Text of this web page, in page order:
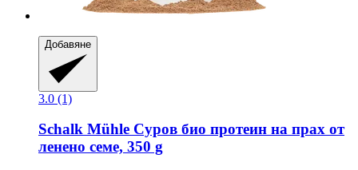
Добавяне
3.0 (1)
Schalk Mühle Суров био протеин на прах от
ленено семе, 350 g